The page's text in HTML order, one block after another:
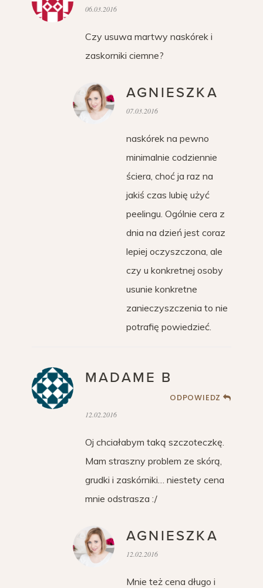
06.03.2016
Czy usuwa martwy naskórek i
zaskorniki ciemne?
AGNIESZKA
07.03.2016
naskórek na pewno
minimalnie codziennie
ściera, choć ja raz na
jakiś czas lubię użyć
peelingu. Ogólnie cera z
dnia na dzień jest coraz
lepiej oczyszczona, ale
czy u konkretnej osoby
usunie konkretne
zanieczyszczenia to nie
potrafię powiedzieć.
MADAME B
ODPOWIEDZ
12.02.2016
Oj chciałabym taką szczoteczkę.
Mam straszny problem ze skórą,
grudki i zaskórniki… niestety cena
mnie odstrasza :/
AGNIESZKA
12.02.2016
Mnie też cena długo i